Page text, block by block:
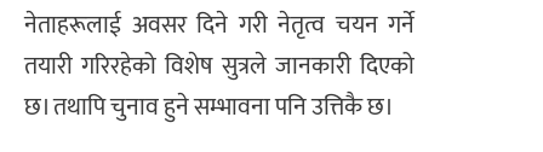
नेताहरूलाई अवसर दिने गरी नेतृत्व चयन गर्ने
तयारी गरिरहेको विशेष सुत्रले जानकारी दिएको
छ। तथापि चुनाव हुने सम्भावना पनि उत्तिकै छ।